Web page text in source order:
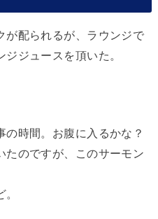
が配られるが、ラウンジで
ジュースを頂いた。
の時間。お腹に入るかな？
たのですが、このサーモン